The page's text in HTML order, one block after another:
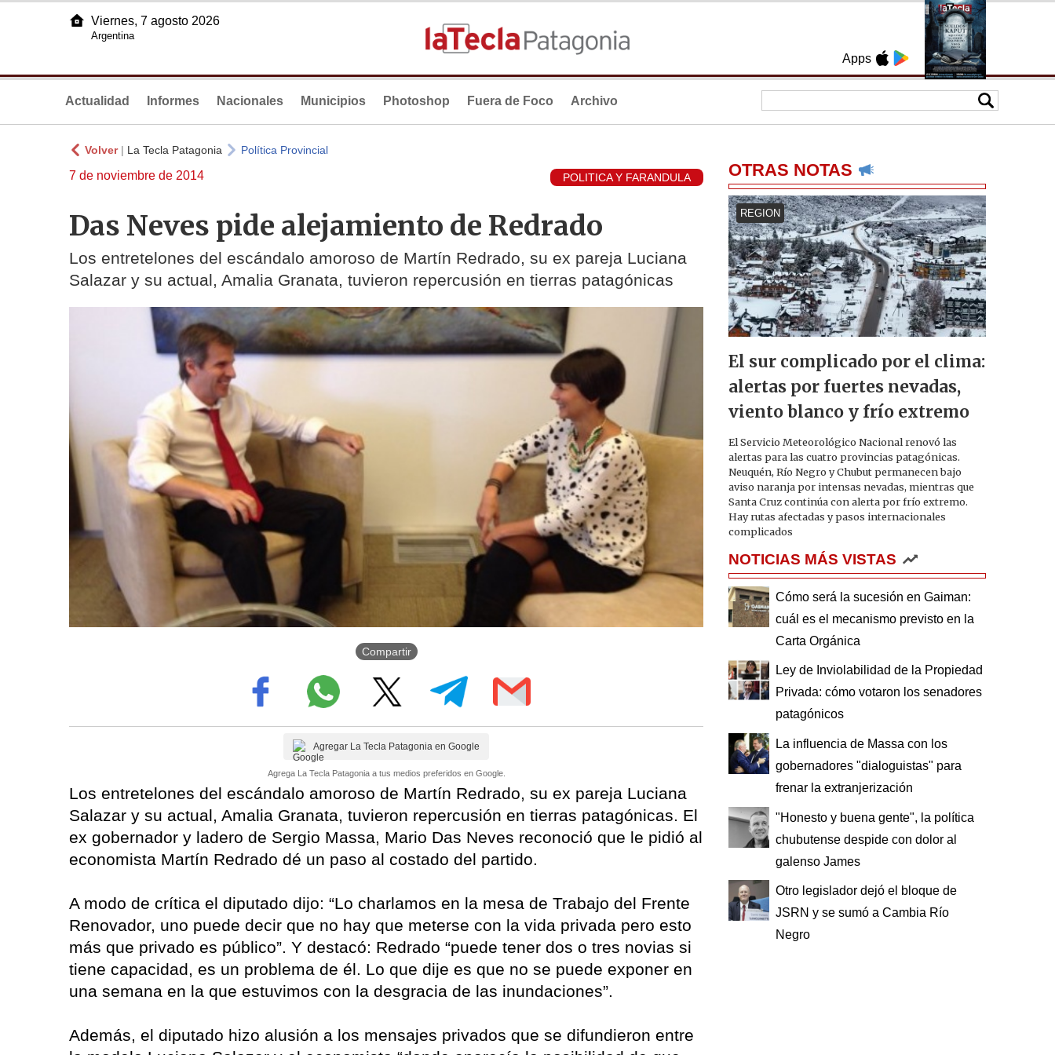
Apps
Viernes, 7 agosto 2026
Argentina
Actualidad Informes Nacionales Municipios Photoshop Fuera de Foco Archivo
Volver| La Tecla Patagonia Política Provincial
7 de noviembre de 2014 POLITICA Y FARANDULA
Das Neves pide alejamiento de Redrado
Los entretelones del escándalo amoroso de Martín Redrado, su ex pareja Luciana
Salazar y su actual, Amalia Granata, tuvieron repercusión en tierras patagónicas
Compartir
Agregar La Tecla Patagonia en Google
Agrega La Tecla Patagonia a tus medios preferidos en Google.
Los entretelones del escándalo amoroso de Martín Redrado, su ex pareja Luciana
Salazar y su actual, Amalia Granata, tuvieron repercusión en tierras patagónicas. El
ex gobernador y ladero de Sergio Massa, Mario Das Neves reconoció que le pidió al
economista Martín Redrado dé un paso al costado del partido.
A modo de crítica el diputado dijo: “Lo charlamos en la mesa de Trabajo del Frente
Renovador, uno puede decir que no hay que meterse con la vida privada pero esto
más que privado es público”. Y destacó: Redrado “puede tener dos o tres novias si
tiene capacidad, es un problema de él. Lo que dije es que no se puede exponer en
una semana en la que estuvimos con la desgracia de las inundaciones”.
Además, el diputado hizo alusión a los mensajes privados que se difundieron entre
OTRAS NOTAS
REGION
El sur complicado por el clima:
alertas por fuertes nevadas,
viento blanco y frío extremo
El Servicio Meteorológico Nacional renovó las
alertas para las cuatro provincias patagónicas.
Neuquén, Río Negro y Chubut permanecen bajo
aviso naranja por intensas nevadas, mientras que
Santa Cruz continúa con alerta por frío extremo.
Hay rutas afectadas y pasos internacionales
complicados
NOTICIAS MÁS VISTAS
Cómo será la sucesión en Gaiman:
cuál es el mecanismo previsto en la
Carta Orgánica
Ley de Inviolabilidad de la Propiedad
Privada: cómo votaron los senadores
patagónicos
La influencia de Massa con los
gobernadores "dialoguistas" para
frenar la extranjerización
"Honesto y buena gente", la política
chubutense despide con dolor al
galenso James
Otro legislador dejó el bloque de
JSRN y se sumó a Cambia Río
Negro